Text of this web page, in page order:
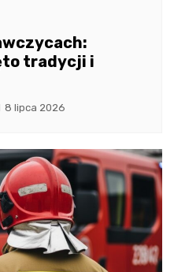
tradycji i
8 lipca 2026